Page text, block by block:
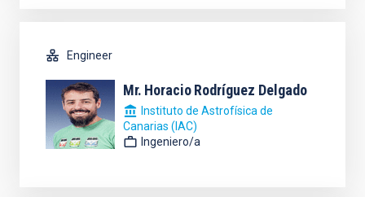
Engineer
Mr. HoracioRodríguez Delgado
Instituto de Astrofísica de
Canarias (IAC)
Ingeniero/a